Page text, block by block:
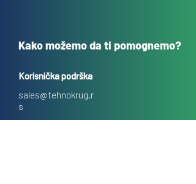
Kako možemo da ti pomognemo?
Korisnička podrška
sales@tehnokrug.r
s